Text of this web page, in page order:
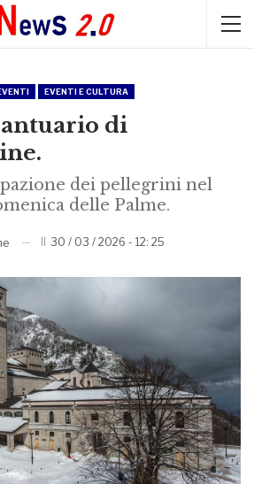
EVENTI E CULTURA
di
dei pellegrini nel
delle Palme.
30 / 03 / 2026 - 12: 25